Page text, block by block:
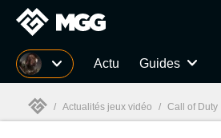
MGG Actu Guides
/ Actualités jeux vidéo / Call of Duty